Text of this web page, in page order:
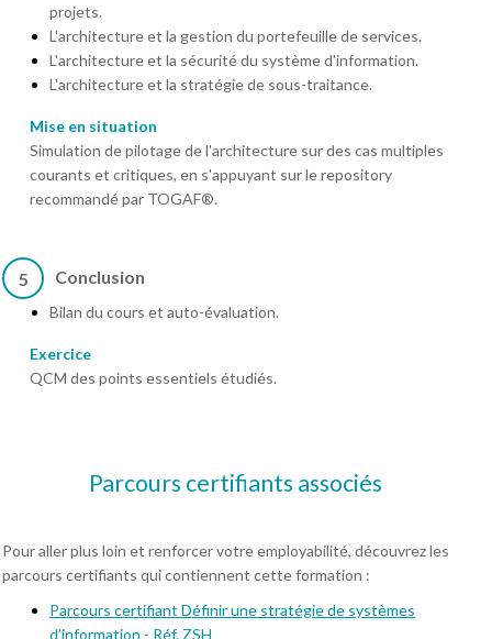
projets.
L'architecture et la gestion du portefeuille de services.
L'architecture et la sécurité du système d'information.
L'architecture et la stratégie de sous-traitance.
Mise en situation
Simulation de pilotage de l'architecture sur des cas multiples
courants et critiques, en s'appuyant sur le repository
recommandé par TOGAF®.
5 Conclusion
Bilan du cours et auto-évaluation.
Exercice
QCM des points essentiels étudiés.
Parcours certifiants associés
Pour aller plus loin et renforcer votre employabilité, découvrez les
parcours certifiants qui contiennent cette formation :
Parcours certifiant Définir une stratégie de systèmes
d’information - Réf. ZSH